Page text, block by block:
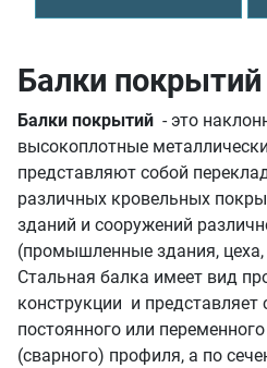
Балки покрытий
Балки покрытий - это
высокоплотные
представляют собой
различных кровельных
зданий и сооружений
(промышленные здания,
Стальная балка имеет вид
конструкции и
постоянного или
(сварного) профиля, а по